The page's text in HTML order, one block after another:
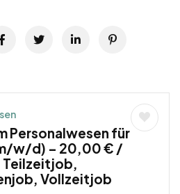
Personalwesen für
w/d) – 20,00 € /
Teilzeitjob,
Vollzeitjob